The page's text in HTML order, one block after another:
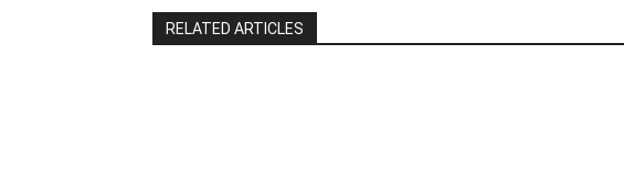
RELATED ARTICLES